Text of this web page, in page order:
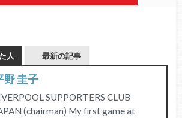
人 最新の記事
野 圭子
SUPPORTERS CLUB
(chairman) My first game at